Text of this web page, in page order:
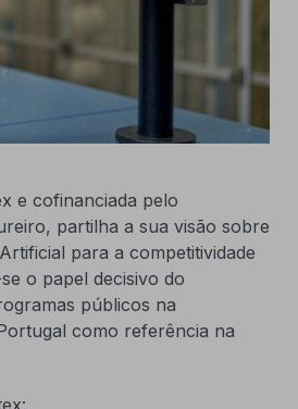
e cofinanciada pelo
partilha a sua visão sobre
para a competitividade
o papel decisivo do
públicos na
como referência na